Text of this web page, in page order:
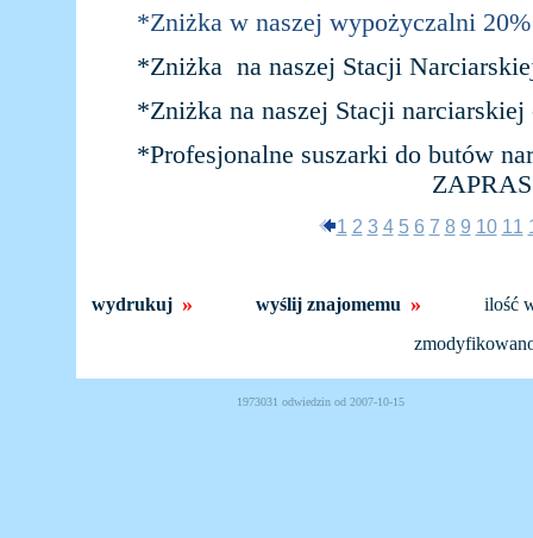
*Zniżka w naszej wypożyczalni 20%
*Zniżka na naszej Stacji
*Zniżka na naszej Stacji narciarskiej
*Profesjonalne suszarki do butów
1 2 3 4 5 6 7 8 9 10 11
wydrukuj » wyślij znajomemu »
ilość
1973031 odwiedzin od 2007-10-15 Powered